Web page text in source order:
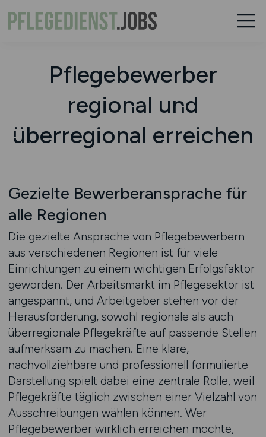
Pflegebewerber
regional und
überregional erreichen
Gezielte Bewerberansprache für
alle Regionen
Die gezielte Ansprache von Pflegebewerbern
aus verschiedenen Regionen ist für viele
Einrichtungen zu einem wichtigen Erfolgsfaktor
geworden. Der Arbeitsmarkt im Pflegesektor ist
angespannt, und Arbeitgeber stehen vor der
Herausforderung, sowohl regionale als auch
überregionale Pflegekräfte auf passende Stellen
aufmerksam zu machen. Eine klare,
nachvollziehbare und professionell formulierte
Darstellung spielt dabei eine zentrale Rolle, weil
Pflegekräfte täglich zwischen einer Vielzahl von
Ausschreibungen wählen können. Wer
Pflegebewerber wirklich erreichen möchte,